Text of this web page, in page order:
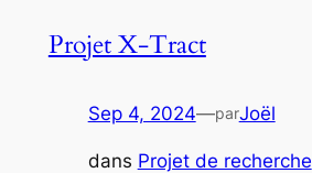
Projet X-Tract
Sep 4, 2024—parJoël
dans Projet de recherche